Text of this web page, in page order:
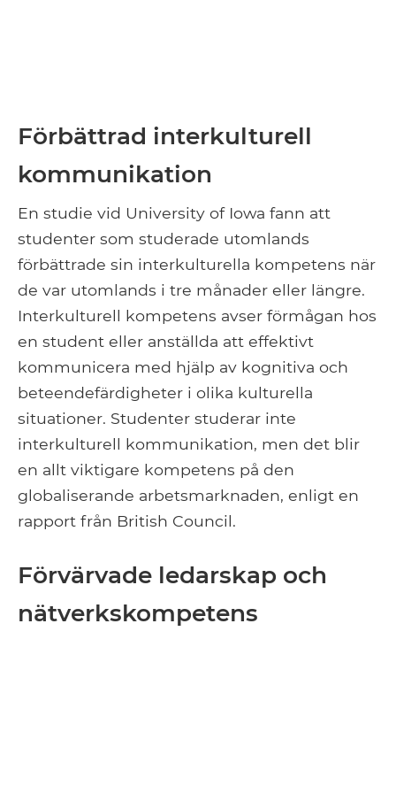
Förbättrad interkulturell
kommunikation
En studie vid University of Iowa fann att
studenter som studerade utomlands
förbättrade sin interkulturella kompetens när
de var utomlands i tre månader eller längre.
Interkulturell kompetens avser förmågan hos
en student eller anställda att effektivt
kommunicera med hjälp av kognitiva och
beteendefärdigheter i olika kulturella
situationer. Studenter studerar inte
interkulturell kommunikation, men det blir
en allt viktigare kompetens på den
globaliserande arbetsmarknaden, enligt en
rapport från British Council.
Förvärvade ledarskap och
nätverkskompetens